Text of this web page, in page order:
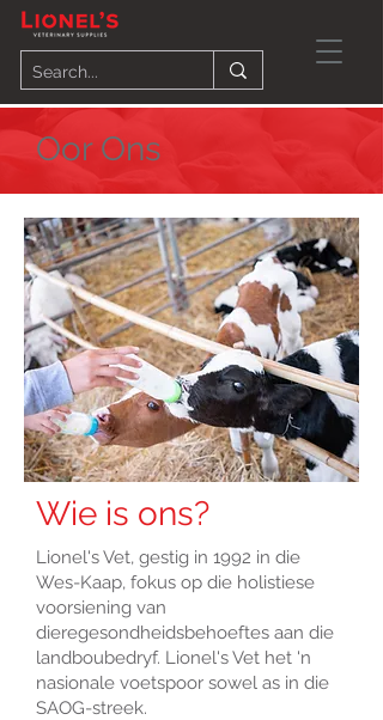
Oor Ons
Wie is ons?
​Lionel's Vet, gestig in 1992 in die
Wes-Kaap, fokus op die holistiese
voorsiening van
dieregesondheidsbehoeftes aan die
landboubedryf. Lionel's Vet het 'n
nasionale voetspoor sowel as in die
SAOG-streek.